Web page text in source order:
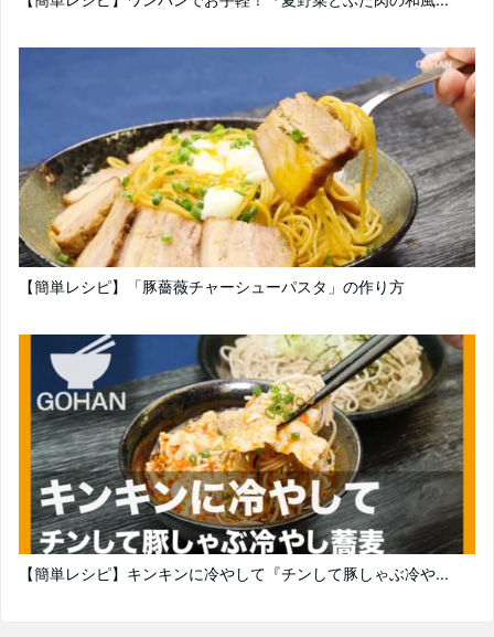
【簡単レシピ】「豚薔薇チャーシューパスタ」の作り方
【簡単レシピ】キンキンに冷やして『チンして豚しゃぶ冷や...